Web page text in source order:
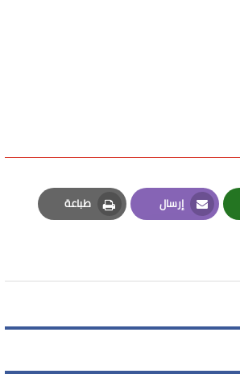
إرسال
Email
طباعة
Print